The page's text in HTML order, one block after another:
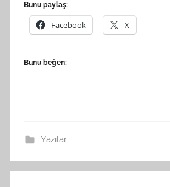
Bunu paylaş:
Facebook X
Bunu beğen:
Yazılar